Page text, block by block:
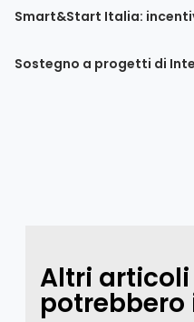
Smart&Start Italia:
Sostegno a progetti di
Altri